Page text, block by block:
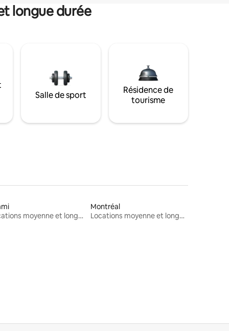
longue durée
Salle de sport
Résidence de
tourisme
Locations moyenne et longue durée
Montréal
Locations moyenne et longue durée